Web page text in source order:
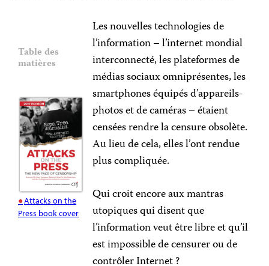
Table des
matières
Attacks on the
Press book cover
Les nouvelles technologies de
l’information – l’internet mondial
interconnecté, les plateformes de
médias sociaux omniprésentes, les
smartphones équipés d’appareils-
photos et de caméras – étaient
censées rendre la censure obsolète.
Au lieu de cela, elles l’ont rendue
plus compliquée.
Qui croit encore aux mantras
utopiques qui disent que
l’information veut être libre et qu’il
est impossible de censurer ou de
contrôler Internet ?